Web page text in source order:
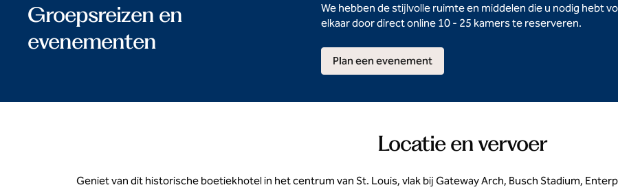
Groepsreizen en
evenementen
We hebben de stijlvolle ruimte en middelen die u nodig hebt
elkaar door direct online 10 - 25 kamers te reserveren.
Plan een evenement
Locatie en vervoer
Geniet van dit historische boetiekhotel in het centrum van St. Louis, vlak bij Gateway Arch, Busch Stadium,